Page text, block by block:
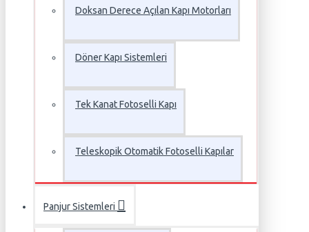
Doksan Derece Açılan Kapı Motorları
Döner Kapı Sistemleri
Tek Kanat Fotoselli Kapı
Teleskopik Otomatik Fotoselli Kapılar
Panjur Sistemleri